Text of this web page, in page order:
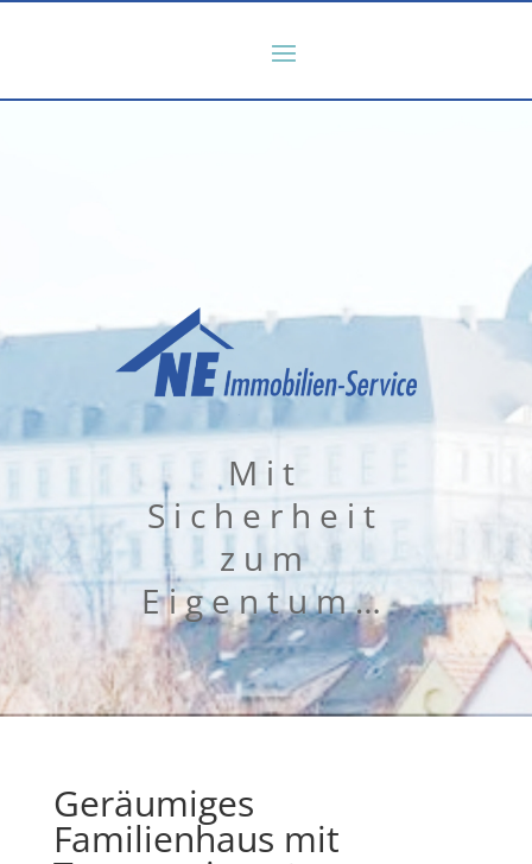
Mit
Sicherheit
zum
Eigentum…
Geräumiges
Familienhaus mit